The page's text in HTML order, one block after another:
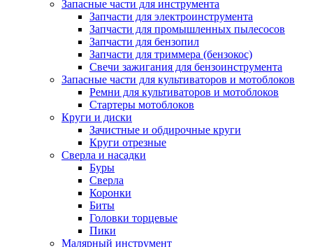
Запасные части для инструмента
Запчасти для электроинструмента
Запчасти для промышленных пылесосов
Запчасти для бензопил
Запчасти для триммера (бензокос)
Свечи зажигания для бензоинструмента
Запасные части для культиваторов и мотоблоков
Ремни для культиваторов и мотоблоков
Стартеры мотоблоков
Круги и диски
Зачистные и обдирочные круги
Круги отрезные
Сверла и насадки
Буры
Сверла
Коронки
Биты
Головки торцевые
Пики
Малярный инструмент